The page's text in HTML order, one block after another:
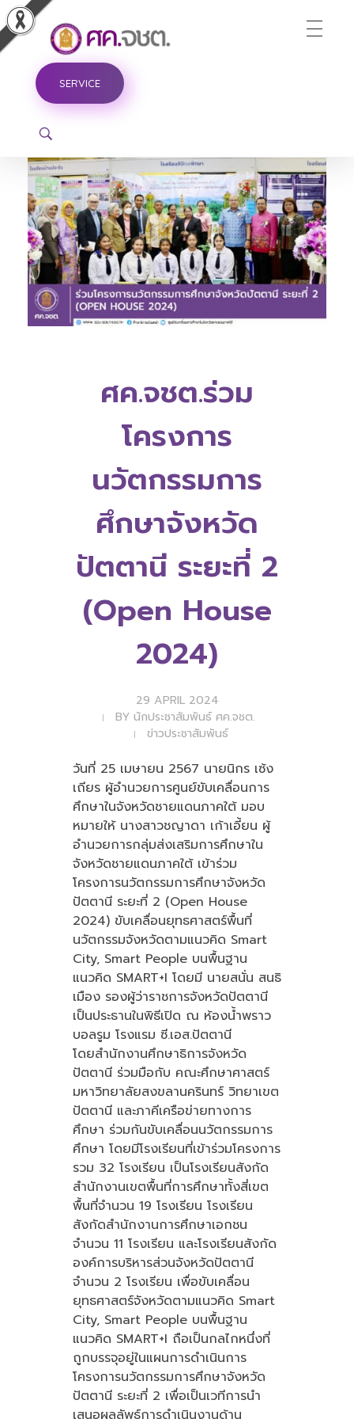
ศูนย์ขับเคลื่อนการศึกษาในจังหวัดชายแดนภาคใต้
SERVICE
ศค.จชต.ร่วม
โครงการ
นวัตกรรมการ
ศึกษาจังหวัด
ปัตตานี ระยะที่ 2
(Open House
2024)
29 APRIL 2024
BY นักประชาสัมพันธ์ ศค.จชต.
ข่าวประชาสัมพันธ์
วันที่ 25 เมษายน 2567 นายนิกร เซ้ง
เถียร ผู้อำนวยการศูนย์ขับเคลื่อนการ
ศึกษาในจังหวัดชายแดนภาคใต้ มอบ
หมายให้ นางสาวชญาดา เก้าเอี้ยน ผู้
อำนวยการกลุ่มส่งเสริมการศึกษาใน
จังหวัดชายแดนภาคใต้ เข้าร่วม
โครงการนวัตกรรมการศึกษาจังหวัด
ปัตตานี ระยะที่ 2 (Open House
2024) ขับเคลื่อนยุทธศาสตร์พื้นที่
นวัตกรรมจังหวัดตามแนวคิด Smart
City, Smart People บนพื้นฐาน
แนวคิด SMART+I โดยมี นายสนั่น สนธิ
เมือง รองผู้ว่าราชการจังหวัดปัตตานี
เป็นประธานในพิธีเปิด ณ ห้องน้ำพราว
บอลรูม โรงแรม ซี.เอส.ปัตตานี
โดยสำนักงานศึกษาธิการจังหวัด
ปัตตานี ร่วมมือกับ คณะศึกษาศาสตร์
มหาวิทยาลัยสงขลานครินทร์ วิทยาเขต
ปัตตานี และภาคีเครือข่ายทางการ
ศึกษา ร่วมกันขับเคลื่อนนวัตกรรมการ
ศึกษา โดยมีโรงเรียนที่เข้าร่วมโครงการ
รวม 32 โรงเรียน เป็นโรงเรียนสังกัด
สำนักงานเขตพื้นที่การศึกษาทั้งสี่เขต
พื้นที่จำนวน 19 โรงเรียน โรงเรียน
สังกัดสำนักงานการศึกษาเอกชน
จำนวน 11 โรงเรียน และโรงเรียนสังกัด
องค์การบริหารส่วนจังหวัดปัตตานี
จำนวน 2 โรงเรียน เพื่อขับเคลื่อน
ยุทธศาสตร์จังหวัดตามแนวคิด Smart
City, Smart People บนพื้นฐาน
แนวคิด SMART+I ถือเป็นกลไกหนึ่งที่
ถูกบรรจุอยู่ในแผนการดำเนินการ
โครงการนวัตกรรมการศึกษาจังหวัด
ปัตตานี ระยะที่ 2 เพื่อเป็นเวทีการนำ